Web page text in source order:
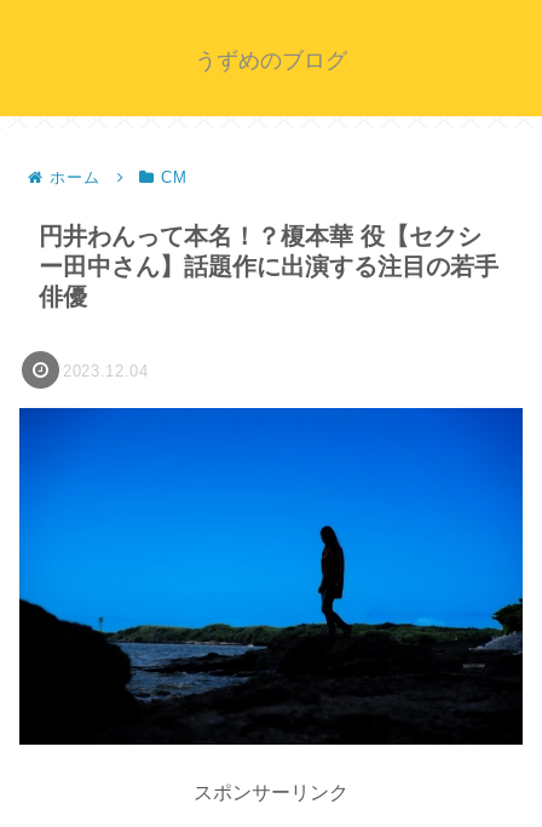
うずめのブログ
ホーム CM
円井わんって本名！？榎本華 役【セクシ
ー田中さん】話題作に出演する注目の若手
俳優
2023.12.04
スポンサーリンク